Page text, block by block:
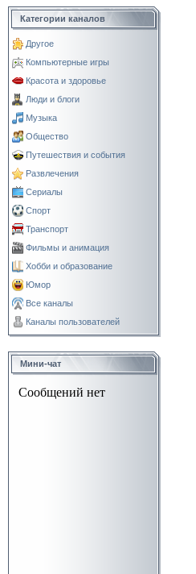
Категории каналов
Другое
Компьютерные игры
Красота и здоровье
Люди и блоги
Музыка
Общество
Путешествия и события
Развлечения
Сериалы
Спорт
Транспорт
Фильмы и анимация
Хобби и образование
Юмор
Все каналы
Каналы пользователей
Мини-чат